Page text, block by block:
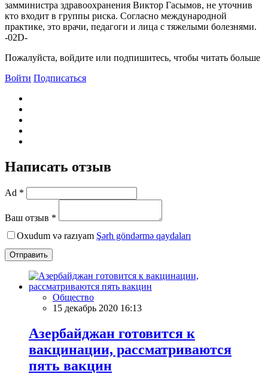
замминистра здравоохранения Виктор Гасымов, не уточнив
кто входит в группы риска. Согласно международной
практике, это врачи, педагоги и лица с тяжелыми болезнями.
-02D-
Пожалуйста, войдите или подпишитесь, чтобы читать больше
Войти Подписаться
Написать отзыв
Ad *
Ваш отзыв *
Oxudum və razıyam Şərh göndərmə qaydaları
Отправить
Общество
15 декабрь 2020 16:13
Азербайджан готовится к
вакцинации, рассматриваются
пять вакцин